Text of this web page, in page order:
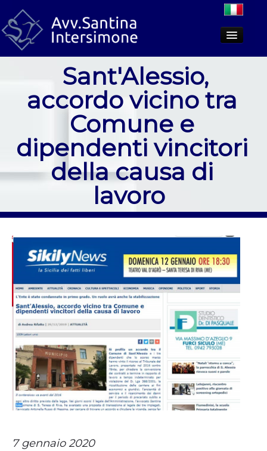
Aree di attività
Dicono di noi
PCT
Approfondimenti
Sant'Alessio,
accordo vicino tra
Comune e
dipendenti vincitori
della causa di
lavoro
7 gennaio 2020